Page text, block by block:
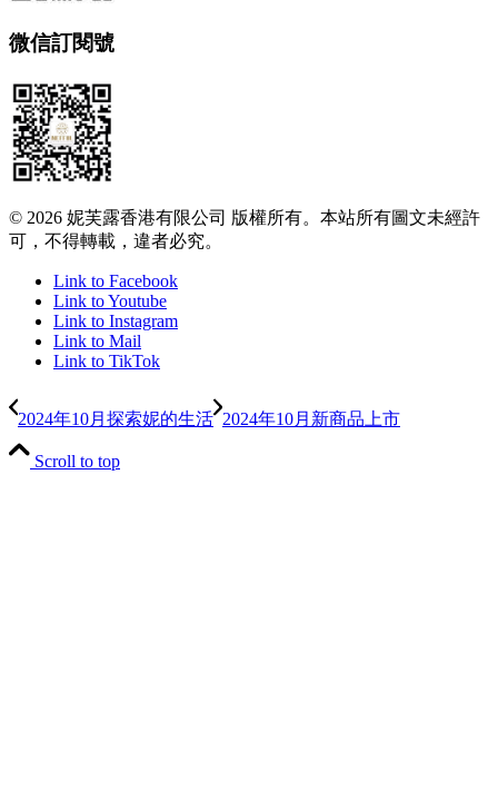
微信訂閱號
© 2026 妮芙露香港有限公司 版權所有。本站所有圖文未經許
可，不得轉載，違者必究。
Link to Facebook
Link to Youtube
Link to Instagram
Link to Mail
Link to TikTok
2024年10月探索妮的生活 2024年10月新商品上市
Scroll to top